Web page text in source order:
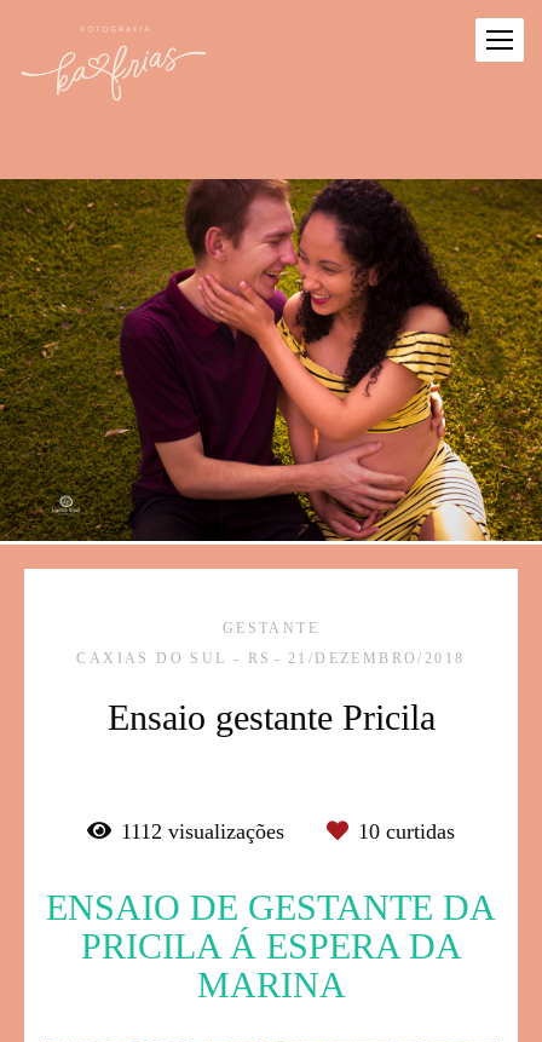
GESTANTE
CAXIAS DO SUL - RS
21/DEZEMBRO/2018
Ensaio gestante Pricila
1112 visualizações 10 curtidas
ENSAIO DE GESTANTE DA
PRICILA Á ESPERA DA
MARINA